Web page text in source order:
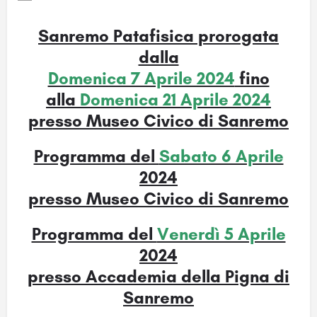
Sanremo Patafisica prorogata
dalla
Domenica 7 Aprile 2024 fino
alla Domenica 21 Aprile 2024
presso Museo Civico di Sanremo
Programma del Sabato 6 Aprile
2024
presso Museo Civico di Sanremo
Programma del Venerdì 5 Aprile
2024
presso Accademia della Pigna di
Sanremo